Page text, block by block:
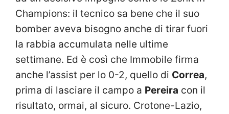
Champions: il tecnico sa bene che il suo
bomber aveva bisogno anche di tirar fuori
la rabbia accumulata nelle ultime
settimane. Ed è così che Immobile firma
anche l’assist per lo 0-2, quello di Correa,
prima di lasciare il campo a Pereira con il
risultato, ormai, al sicuro. Crotone-Lazio,